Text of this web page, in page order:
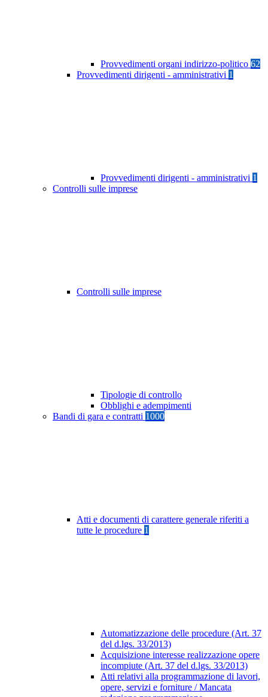
Provvedimenti organi indirizzo-politico 62
Provvedimenti dirigenti - amministrativi 1
Provvedimenti dirigenti - amministrativi 1
Controlli sulle imprese
Controlli sulle imprese
Tipologie di controllo
Obblighi e adempimenti
Bandi di gara e contratti 1000
Atti e documenti di carattere generale riferiti a
tutte le procedure 1
Automatizzazione delle procedure (Art. 37
del d.lgs. 33/2013)
Acquisizione interesse realizzazione opere
incompiute (Art. 37 del d.lgs. 33/2013)
Atti relativi alla programmazione di lavori,
opere, servizi e forniture / Mancata